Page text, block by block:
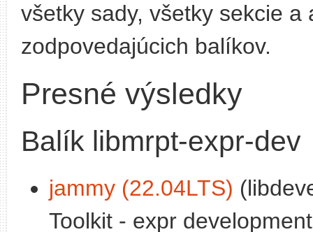
všetky sady, všetky sekcie
zodpovedajúcich balíkov.
Presné výsledky
Balík libmrpt-expr-dev
jammy (22.04LTS)
Toolkit - expr